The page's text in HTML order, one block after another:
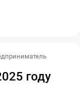
году